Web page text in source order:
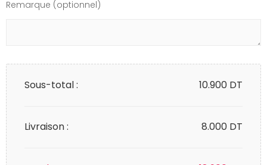
Remarque (optionnel)
Sous-total : 10.900 DT
Livraison : 8.000 DT